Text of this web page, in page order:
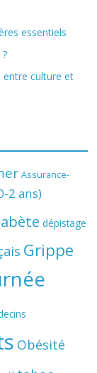
essentiels
entre culture et
Assurance-
2 ans)
dépistage
Grippe
Obésité